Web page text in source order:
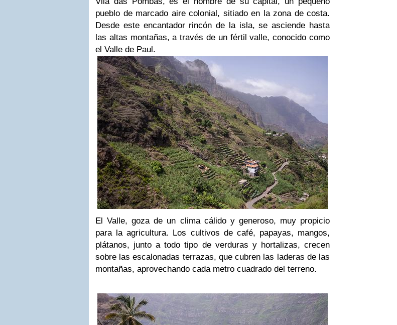
pueblo de marcado aire colonial, sitiado en la zona de costa.
Desde este encantador rincón de la isla, se asciende hasta
las altas montañas, a través de un fértil valle, conocido como
el Valle de Paul.
El Valle, goza de un clima cálido y generoso, muy propicio
para la agricultura. Los cultivos de café, papayas, mangos,
plátanos, junto a todo tipo de verduras y hortalizas, crecen
sobre las escalonadas terrazas, que cubren las laderas de las
montañas, aprovechando cada metro cuadrado del terreno.